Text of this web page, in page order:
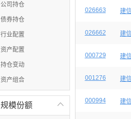
公司持仓
债券持仓
行业配置
资产配置
持仓变动
资产组合

规模份额
026663 建
026662 建
000729 建
001276 建
000994 建